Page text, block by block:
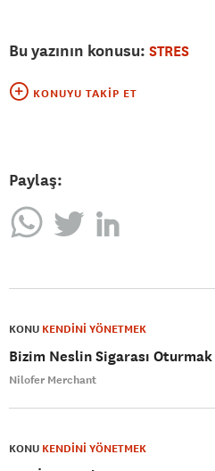
Bu yazının konusu: STRES
KONUYU TAKIP ET
Paylaş:
KONU KENDİNİ YÖNETMEK
Bizim Neslin Sigarası Oturmak
Nilofer Merchant
KONU KENDİNİ YÖNETMEK